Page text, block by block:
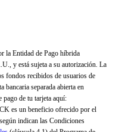
la Entidad de Pago híbrida
y está sujeta a su autorización. La
fondos recibidos de usuarios de
bancaria separada abierta en
pago de tu tarjeta aquí:
es un beneficio ofrecido por el
indican las Condiciones